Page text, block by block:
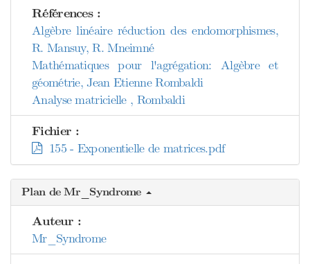
Références :
Algèbre linéaire réduction des endomorphismes,
R. Mansuy, R. Mneimné
Mathématiques pour l'agrégation: Algèbre et
géométrie, Jean Etienne Rombaldi
Analyse matricielle , Rombaldi
Fichier :
155 - Exponentielle de matrices.pdf
Plan de Mr_Syndrome
Auteur :
Mr_Syndrome